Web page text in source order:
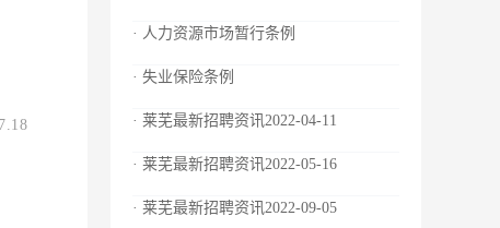
· 人力资源市场暂行条例
· 失业保险条例
· 莱芜最新招聘资讯2022-04-11
· 莱芜最新招聘资讯2022-05-16
· 莱芜最新招聘资讯2022-09-05